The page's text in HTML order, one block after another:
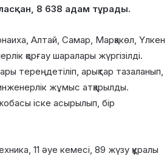
8 638 адам тұрады.
Алтай, Самар, Марқакөл, Үлкен
қорғау шаралары жүргізілді.
тереңдетіліп, арықтар тазаланып,
жұмыс атқарылды.
іске асырылып, бір
11 әуе кемесі, 89 жүзу құралы